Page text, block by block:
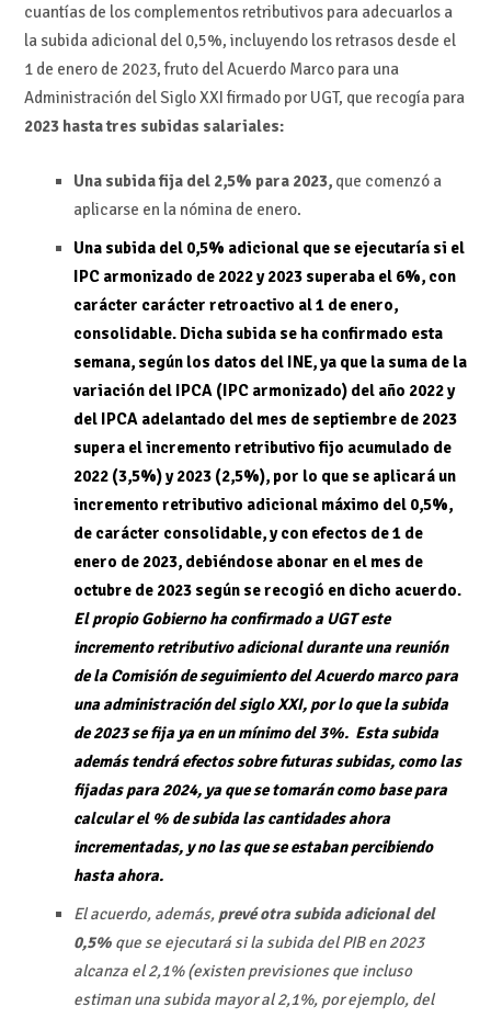
cuantías de los complementos retributivos para adecuarlos a
la subida adicional del 0,5%, incluyendo los retrasos desde el
1 de enero de 2023, fruto del Acuerdo Marco para una
Administración del Siglo XXI firmado por UGT, que recogía para
2023 hasta tres subidas salariales:
Una subida fija del 2,5% para 2023, que comenzó a
aplicarse en la nómina de enero.
Una subida del 0,5% adicional que se ejecutaría si el
IPC armonizado de 2022 y 2023 superaba el 6%, con
carácter carácter retroactivo al 1 de enero,
consolidable. Dicha subida se ha confirmado esta
semana, según los datos del INE, ya que la suma de la
variación del IPCA (IPC armonizado) del año 2022 y
del IPCA adelantado del mes de septiembre de 2023
supera el incremento retributivo fijo acumulado de
2022 (3,5%) y 2023 (2,5%), por lo que se aplicará un
incremento retributivo adicional máximo del 0,5%,
de carácter consolidable, y con efectos de 1 de
enero de 2023, debiéndose abonar en el mes de
octubre de 2023 según se recogió en dicho acuerdo.
El propio Gobierno ha confirmado a UGT este
incremento retributivo adicional durante una reunión
de la Comisión de seguimiento del Acuerdo marco para
una administración del siglo XXI, por lo que la subida
de 2023 se fija ya en un mínimo del 3%. Esta subida
además tendrá efectos sobre futuras subidas, como las
fijadas para 2024, ya que se tomarán como base para
calcular el % de subida las cantidades ahora
incrementadas, y no las que se estaban percibiendo
hasta ahora.
El acuerdo, además, prevé otra subida adicional del
0,5%que se ejecutará si la subida del PIB en 2023
alcanza el 2,1% (existen previsiones que incluso
estiman una subida mayor al 2,1%, por ejemplo, del